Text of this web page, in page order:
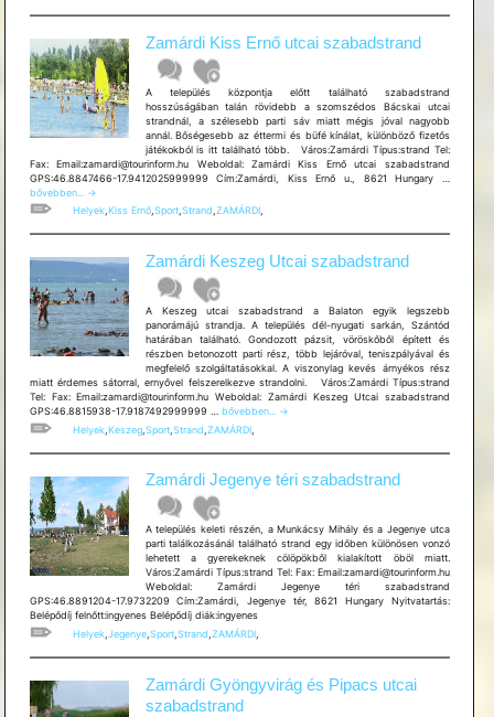
szabadstrand
Zamárdi Kiss Ernő utcai szabadstrand
A település központja előtt található szabadstrand
hosszúságában talán rövidebb a szomszédos Bácskai utcai
strandnál, a szélesebb parti sáv miatt mégis jóval nagyobb
annál. Bőségesebb az éttermi és büfé kínálat, különböző fizetős
játékokból is itt található több. Város:Zamárdi Típus:strand Tel:
Fax: Email:zamardi@tourinform.hu Weboldal: Zamárdi Kiss Ernő utcai szabadstrand
GPS:46.8847466-17.9412025999999 Cím:Zamárdi, Kiss Ernő u., 8621 Hungary …
bővebben...
→
Helyek,Kiss Ernő,Sport,Strand,ZAMÁRDI,
Zamárdi Keszeg Utcai szabadstrand
A Keszeg utcai szabadstrand a Balaton egyik legszebb
panorámájú strandja. A település dél-nyugati sarkán, Szántód
határában található. Gondozott pázsit, vöröskőből épített és
részben betonozott parti rész, több lejáróval, teniszpályával és
megfelelő szolgáltatásokkal. A viszonylag kevés árnyékos rész
miatt érdemes sátorral, ernyővel felszerelkezve strandolni. Város:Zamárdi Típus:strand
Tel: Fax: Email:zamardi@tourinform.hu Weboldal: Zamárdi Keszeg Utcai szabadstrand
GPS:46.8815938-17.9187492999999 … Zamárdi
Keszeg
szabadstrand
bővebben...
→
Helyek, Keszeg, Sport, Strand ZAMÁRDI,
Zamárdi Jegenye téri szabadstrand
A település keleti részén, a Munkácsy Mihály és a Jegenye utca
parti találkozásánál található strand egy időben különösen vonzó
lehetett a gyerekeknek cölöpökből kialakított öböl miatt.
Város:Zamárdi Típus:strand Tel: Fax: Email:zamardi@tourinform.hu
Weboldal: Zamárdi Jegenye téri szabadstrand
GPS:46.8891204-17.9732209 Cím:Zamárdi, Jegenye tér, 8621 Hungary Nyitvatartás:
Belépődíj felnőtt:ingyenes Belépődíj diák:ingyenes
Helyek, Jegenye, Sport, Strand ZAMÁRDI,
Zamárdi Gyöngyvirág és Pipacs utcai
szabadstrand